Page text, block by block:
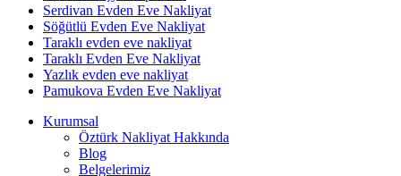
Serdivan Evden Eve Nakliyat
Söğütlü Evden Eve Nakliyat
Taraklı evden eve nakliyat
Taraklı Evden Eve Nakliyat
Yazlık evden eve nakliyat
Pamukova Evden Eve Nakliyat
Kurumsal
Öztürk Nakliyat Hakkında
Blog
Belgelerimiz